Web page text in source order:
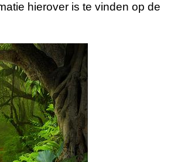
hierover is te vinden op de